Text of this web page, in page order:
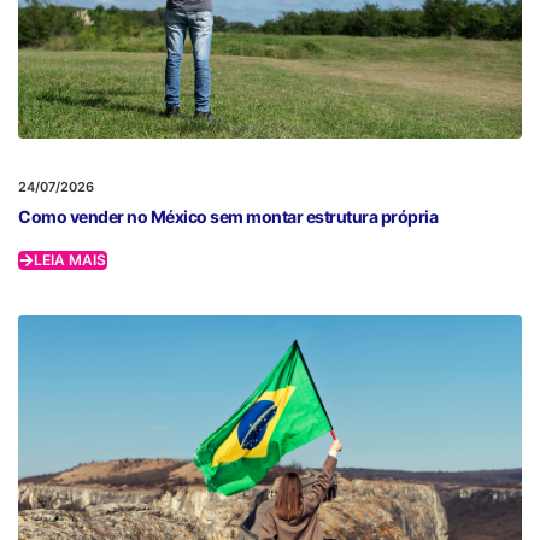
24/07/2026
Como vender no México sem montar estrutura própria
LEIA MAIS